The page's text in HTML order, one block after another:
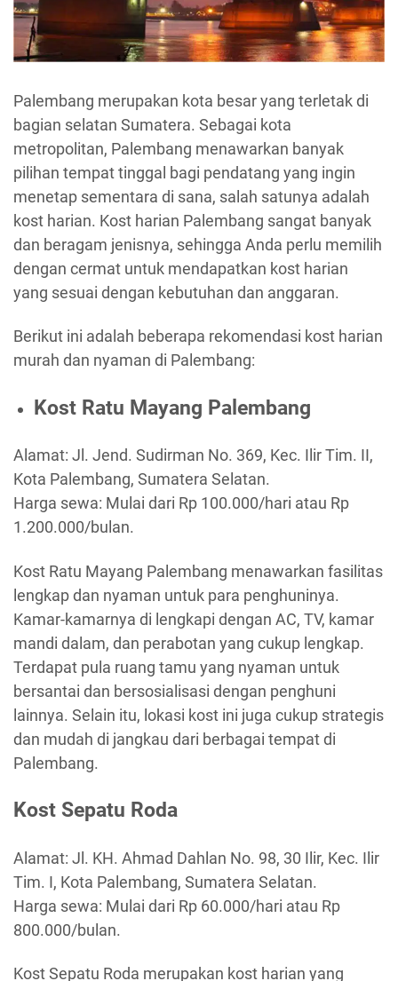
Palembang merupakan kota besar yang terletak di
bagian selatan Sumatera. Sebagai kota
metropolitan, Palembang menawarkan banyak
pilihan tempat tinggal bagi pendatang yang ingin
menetap sementara di sana, salah satunya adalah
kost harian. Kost harian Palembang sangat banyak
dan beragam jenisnya, sehingga Anda perlu memilih
dengan cermat untuk mendapatkan kost harian
yang sesuai dengan kebutuhan dan anggaran.
Berikut ini adalah beberapa rekomendasi kost harian
murah dan nyaman di Palembang:
Kost Ratu Mayang Palembang
Alamat: Jl. Jend. Sudirman No. 369, Kec. Ilir Tim. II,
Kota Palembang, Sumatera Selatan.
Harga sewa: Mulai dari Rp 100.000/hari atau Rp
1.200.000/bulan.
Kost Ratu Mayang Palembang menawarkan fasilitas
lengkap dan nyaman untuk para penghuninya.
Kamar-kamarnya di lengkapi dengan AC, TV, kamar
mandi dalam, dan perabotan yang cukup lengkap.
Terdapat pula ruang tamu yang nyaman untuk
bersantai dan bersosialisasi dengan penghuni
lainnya. Selain itu, lokasi kost ini juga cukup strategis
dan mudah di jangkau dari berbagai tempat di
Palembang.
Kost Sepatu Roda
Alamat: Jl. KH. Ahmad Dahlan No. 98, 30 Ilir, Kec. Ilir
Tim. I, Kota Palembang, Sumatera Selatan.
Harga sewa: Mulai dari Rp 60.000/hari atau Rp
800.000/bulan.
Kost Sepatu Roda merupakan kost harian yang